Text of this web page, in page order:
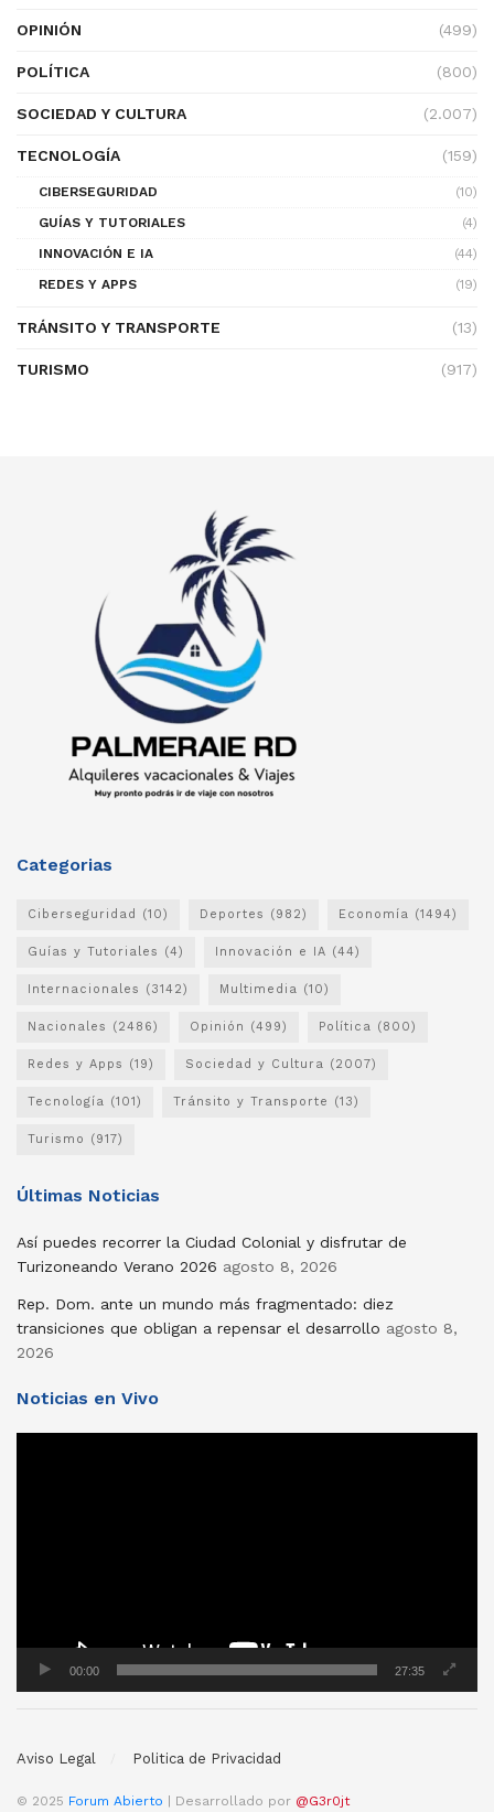
OPINIÓN (499)
POLÍTICA (800)
SOCIEDAD Y CULTURA (2.007)
TECNOLOGÍA (159)
CIBERSEGURIDAD
(10)
GUÍAS Y TUTORIALES
(4)
INNOVACIÓN E IA
(44)
REDES Y APPS
(19)
TRÁNSITO Y TRANSPORTE (13)
TURISMO (917)
Categorias
Ciberseguridad (10) Deportes (982) Economía (1494)
Guías y Tutoriales (4) Innovación e IA (44)
Internacionales (3142) Multimedia (10)
Nacionales (2486) Opinión (499) Política (800)
Redes y Apps (19) Sociedad y Cultura (2007)
Tecnología (101) Tránsito y Transporte (13)
Turismo (917)
Últimas Noticias
Así puedes recorrer la Ciudad Colonial y disfrutar de
Turizoneando Verano 2026 agosto 8, 2026
Rep. Dom. ante un mundo más fragmentado: diez
transiciones que obligan a repensar el desarrollo agosto 8,
2026
Noticias en Vivo
00:00 27:35
Aviso Legal Politica de Privacidad
© 2025 Forum Abierto | Desarrollado por @G3r0jt